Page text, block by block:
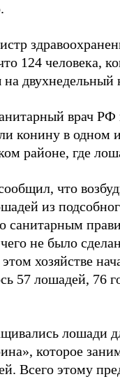
124 человека,
двухнедельный
врач
конину в одном
районе, где
что
из
санитарным
не было
хозяйстве
57 лошадей, 76
лошади
которое
Всего этому